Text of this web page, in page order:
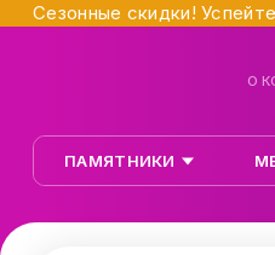
Сезонные скидки!
О
ПАМЯТНИКИ